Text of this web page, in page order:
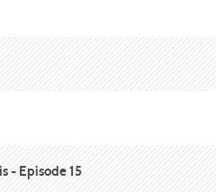
- Episode 15